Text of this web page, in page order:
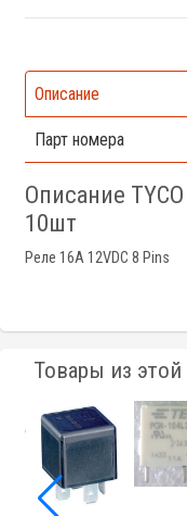
Описание
Парт номера
Описание
10шт
Реле 16A 12VDC 8 Pins
Товары из